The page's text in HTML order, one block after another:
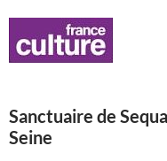
Sanctuaire de
Seine